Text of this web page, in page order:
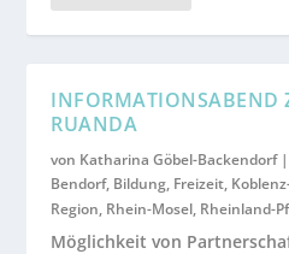
INFORMATIONSABEND
RUANDA
von Katharina Göbel-Backendorf|
Bendorf, Bildung, Freizeit,
Region, Rhein-Mosel, Rheinland-
Möglichkeit von